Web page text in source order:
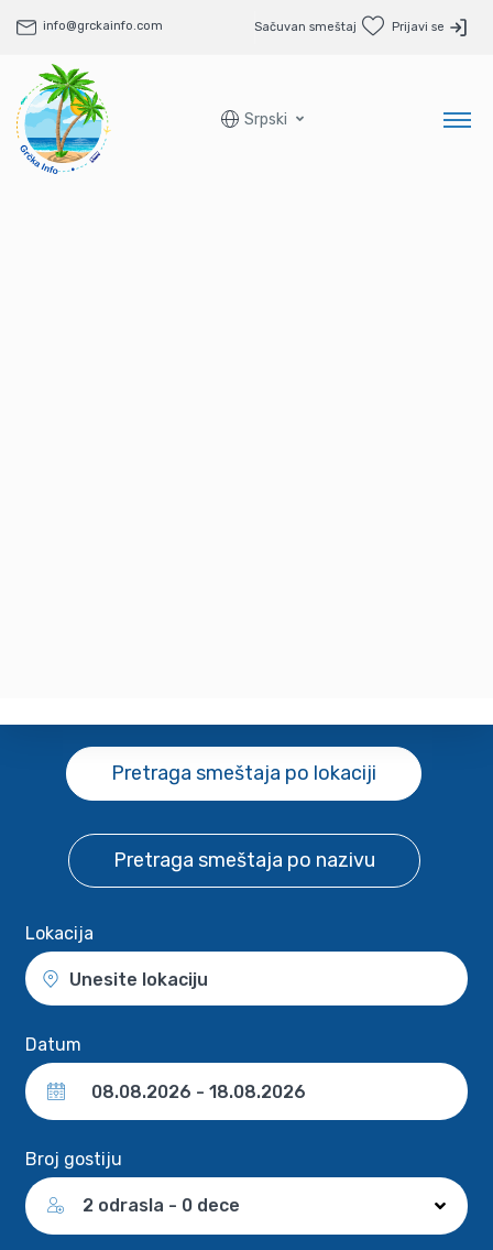
info@grckainfo.com Sačuvan smeštaj Prijavi se
Srpski
Pretraga smeštaja po lokaciji
Pretraga smeštaja po nazivu
Lokacija
Unesite lokaciju
Datum
Broj gostiju
2 odrasla - 0 dece